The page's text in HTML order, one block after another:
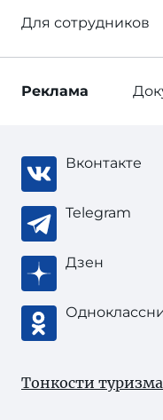
Для сотрудников
Реклама
Вконтакте
Telegram
Дзен
Тонкости туризма